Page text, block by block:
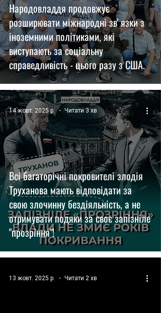
Народовладдя продовжує
розширювати міжнародні звʼязки з
іноземними політиками, які
виступають за соціальну
справедливість - цього разу з США.
Всі багаторічні покровителі злодія
Труханова мають відповідати за
свою злочинну бездіяльність, а не
отримувати подяки за своє запізніле
"прозріння"!
14 жовт. 2025 р. Читати 3 хв
13 жовт. 2025 р. Читати 2 хв